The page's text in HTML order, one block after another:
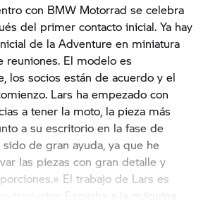
con BMW Motorrad se celebra
del primer contacto inicial. Ya hay
de la Adventure en miniatura
reuniones. El modelo es
los socios están de acuerdo y el
Lars ha empezado con
a tener la moto, la pieza más
a su escritorio en la fase de
sido de gran ayuda, ya que he
las piezas con gran detalle y
El trabajo de Lars es
traductor. Escucha a la máquina